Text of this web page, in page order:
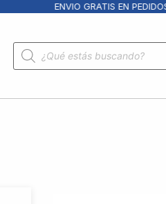
ENVIO GRATIS EN PEDIDOS